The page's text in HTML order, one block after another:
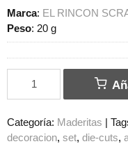
Marca: EL RINCON
Peso: 20 g
Categoría: Maderitas |
decoracion set die-cuts